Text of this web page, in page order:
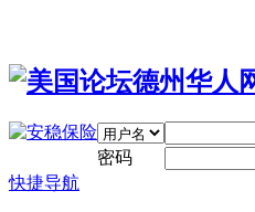
密码
快捷导航